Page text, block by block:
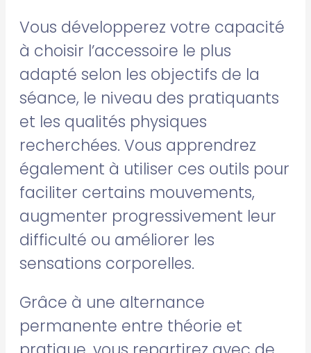
Vous développerez votre capacité
à choisir l’accessoire le plus
adapté selon les objectifs de la
séance, le niveau des pratiquants
et les qualités physiques
recherchées. Vous apprendrez
également à utiliser ces outils pour
faciliter certains mouvements,
augmenter progressivement leur
difficulté ou améliorer les
sensations corporelles.
Grâce à une alternance
permanente entre théorie et